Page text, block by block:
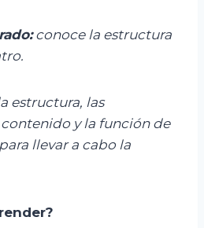
conoce la estructura
estructura, las
y la función de
llevar a cabo la